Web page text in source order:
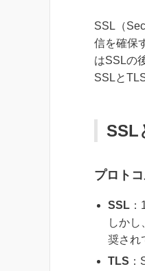
SSL（
信を確保
はSSLの
SSLと
SSL
プロト
SSL
しか
奨され
TLS